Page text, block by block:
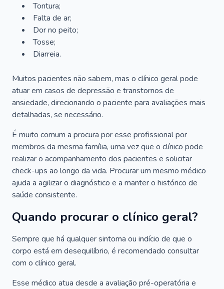
Tontura;
Falta de ar;
Dor no peito;
Tosse;
Diarreia.
Muitos pacientes não sabem, mas o clínico geral pode
atuar em casos de depressão e transtornos de
ansiedade, direcionando o paciente para avaliações mais
detalhadas, se necessário.
É muito comum a procura por esse profissional por
membros da mesma família, uma vez que o clínico pode
realizar o acompanhamento dos pacientes e solicitar
check-ups ao longo da vida. Procurar um mesmo médico
ajuda a agilizar o diagnóstico e a manter o histórico de
saúde consistente.
Quando procurar o clínico geral?
Sempre que há qualquer sintoma ou indício de que o
corpo está em desequilíbrio, é recomendado consultar
com o clínico geral.
Esse médico atua desde a avaliação pré-operatória e